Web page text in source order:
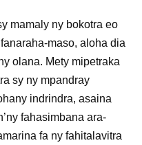
mamaly ny bokotra eo
maso, aloha dia
olana. Mety mipetraka
sy ny mpandray
indrindra, asaina
fahasimbana ara-
fa ny fahitalavitra